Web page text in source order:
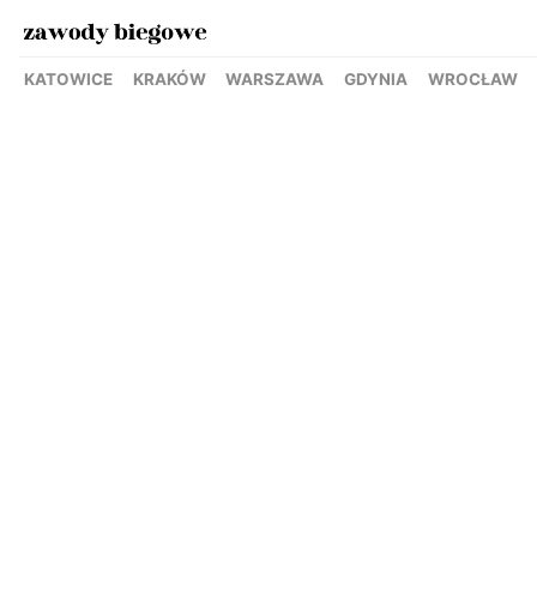
KATOWICE KRAKÓW WARSZAWA GDYNIA WROCŁAW